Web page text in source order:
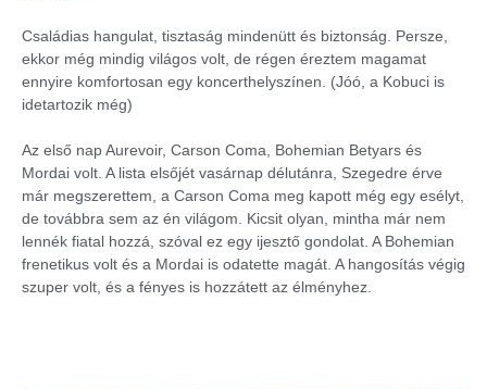
Családias hangulat, tisztaság mindenütt és biztonság. Persze,
ekkor még mindig világos volt, de régen éreztem magamat
ennyire komfortosan egy koncerthelyszínen. (Jóó, a Kobuci is
idetartozik még)
Az első nap Aurevoir, Carson Coma, Bohemian Betyars és
Mordai volt. A lista elsőjét vasárnap délutánra, Szegedre érve
már megszerettem, a Carson Coma meg kapott még egy esélyt,
de továbbra sem az én világom. Kicsit olyan, mintha már nem
lennék fiatal hozzá, szóval ez egy ijesztő gondolat. A Bohemian
frenetikus volt és a Mordai is odatette magát. A hangosítás végig
szuper volt, és a fényes is hozzátett az élményhez.